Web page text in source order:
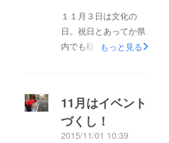
小物など幅広い品揃え
が魅力です！ 記念品
に1枚いかがですか？
脇町８９－４ 電話番
号：０９８５－６１－
７５７１ 日曜日休み
１１月３日は文化の
日。祝日とあってか県
内でも様々なイベント
西都市都於郡にて第１
９回都於郡城址まつり
が開催されます。我々
もっと見る
11月はイベント
づくし！
2015/11/01 10:39